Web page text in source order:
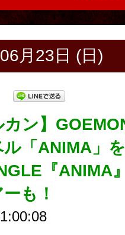
月23日 (日)
カン】
「ANIMA」
『ANIMA
も！